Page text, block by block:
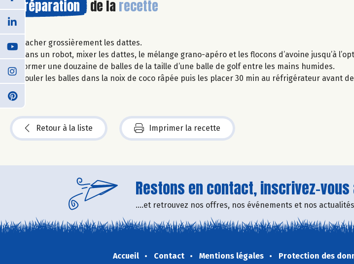
Préparation de la recette
Hacher grossièrement les dattes.
Dans un robot, mixer les dattes, le mélange grano-apéro et les flocons d’avoine jusqu’à
Former une douzaine de balles de la taille d’une balle de golf entre les mains humides.
Rouler les balles dans la noix de coco râpée puis les placer 30 min au réfrigérateur avant
Retour à la liste Imprimer la recette
Restons en contact, inscrivez-
....et retrouvez nos offres, nos événements et nos
Accueil Contact Mentions légales Protection des